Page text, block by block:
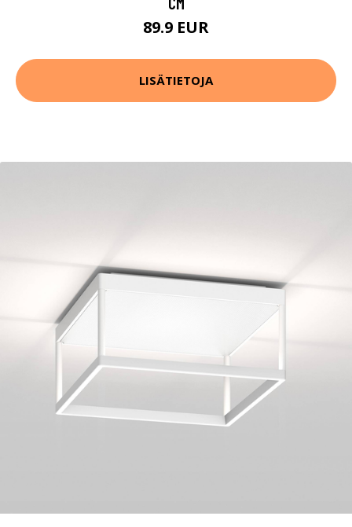
89.9 EUR
LISÄTIETOJA